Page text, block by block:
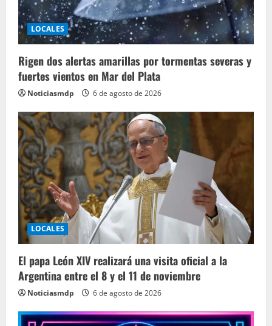
LOCALES
Rigen dos alertas amarillas por tormentas severas y
fuertes vientos en Mar del Plata
Noticiasmdp 6 de agosto de 2026
LOCALES
El papa León XIV realizará una visita oficial a la
Argentina entre el 8 y el 11 de noviembre
Noticiasmdp 6 de agosto de 2026